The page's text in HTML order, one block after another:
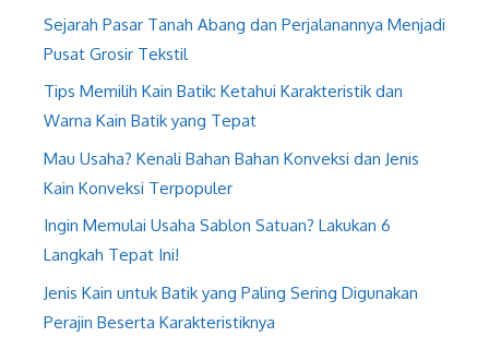
Sejarah Pasar Tanah Abang dan Perjalanannya Menjadi
Pusat Grosir Tekstil
Tips Memilih Kain Batik: Ketahui Karakteristik dan
Warna Kain Batik yang Tepat
Mau Usaha? Kenali Bahan Bahan Konveksi dan Jenis
Kain Konveksi Terpopuler
Ingin Memulai Usaha Sablon Satuan? Lakukan 6
Langkah Tepat Ini!
Jenis Kain untuk Batik yang Paling Sering Digunakan
Perajin Beserta Karakteristiknya